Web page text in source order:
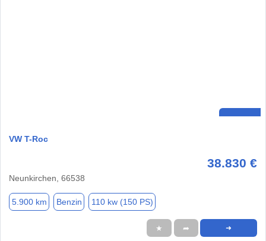
VW T-Roc
38.830 €
Neunkirchen, 66538
5.900 km Benzin 110 kw (150 PS)
★ ➦ ➜